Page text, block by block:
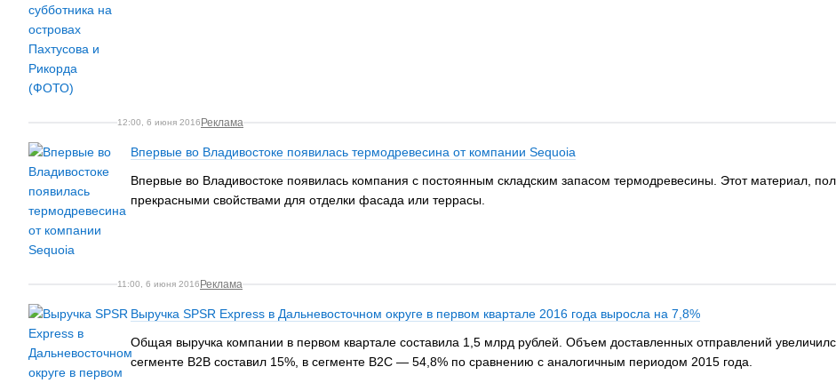
12:00, 6 июня 2016 Реклама
Впервые во Владивостоке появилась термодревесина от компании Sequoia
Впервые во Владивостоке появилась компания с постоянным складским запасом термодревесины. Этот материал,
прекрасными свойствами для отделки фасада или террасы.
11:00, 6 июня 2016 Реклама
Выручка SPSR Express в Дальневосточном округе в первом квартале 2016 года выросла на 7,8%
Общая выручка компании в первом квартале составила 1,5 млрд рублей. Объем доставленных отправлений
сегменте B2B составил 15%, в сегменте B2C — 54,8% по сравнению с аналогичным периодом 2015 года.